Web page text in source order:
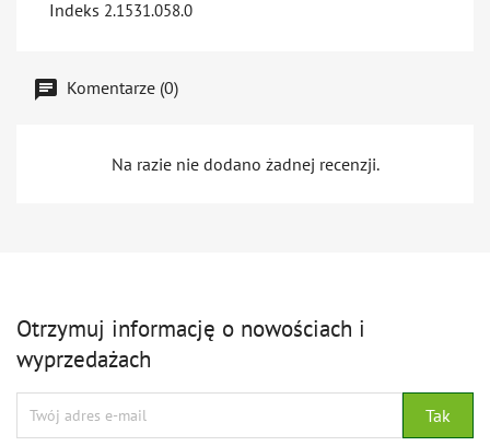
Indeks 2.1531.058.0
Komentarze (0)
Na razie nie dodano żadnej recenzji.
Otrzymuj informację o nowościach i
wyprzedażach